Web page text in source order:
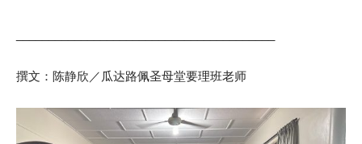
撰文：陈静欣／瓜达路佩圣母堂要理班老师